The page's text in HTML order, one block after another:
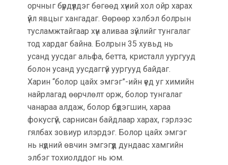
орчныг бүрдүүлдэг бөгөөд хүний хол ойр харах
үйл явцыг хангадаг. Өөрөөр хэлбэл болрын
тусламжтайгаар хүн аливаа зүйлийг тунгалаг
тод хардаг байна. Болрын 35 хувьд нь
усанд уусдаг альфа, бетта, кристалл уургууд
болон усанд уусдаггүй уургууд байдаг.
Харин “болор цайх эмгэг”-ийн үед уг химийн
найрлагад өөрчлөлт орж, болор тунгалаг
чанараа алдаж, болор бүдэгшин, хараа
фокусгүй, сарнисан байдлаар харах, гэрлээс
гялбах зовиур илэрдэг. Болор цайх эмгэг
нь нүдний өвчин эмгэгүүд дундаас хамгийн
элбэг тохиолддог нь юм.